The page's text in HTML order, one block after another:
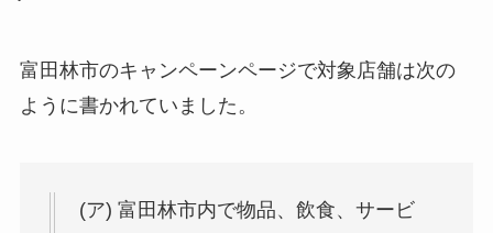
富田林市のキャンペーンページで対象店舗は次の
ように書かれていました。
(ア) 富田林市内で物品、飲食、サービ